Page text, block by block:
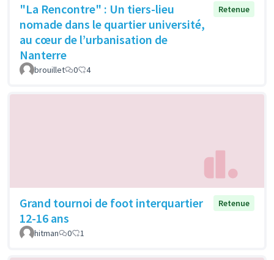
"La Rencontre" : Un tiers-lieu
nomade dans le quartier université,
au cœur de l’urbanisation de
Nanterre
Retenue
brouillet 0 4
Grand tournoi de foot interquartier
12-16 ans
Retenue
hitman 0 1